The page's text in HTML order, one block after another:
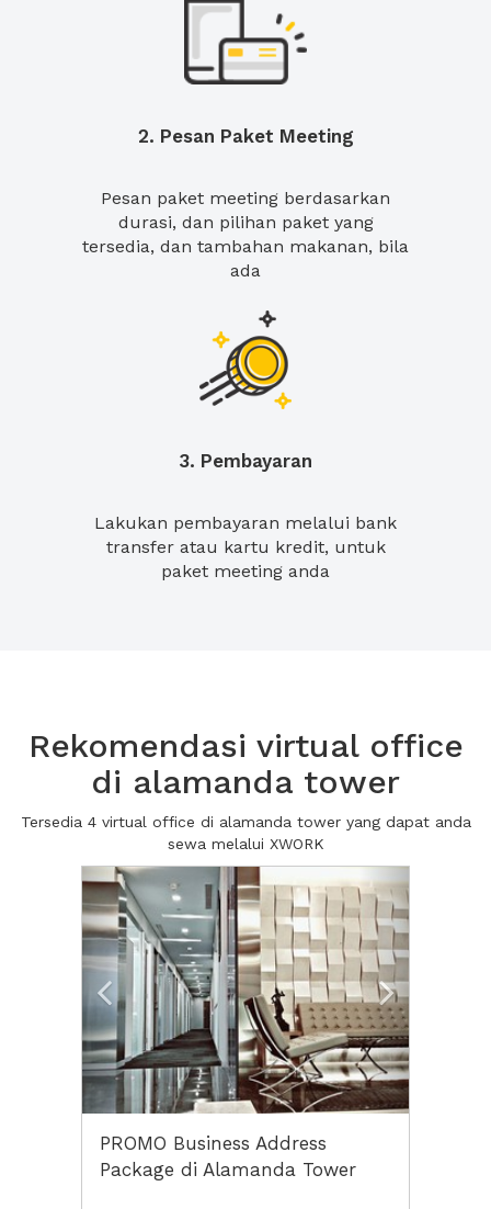
2. Pesan Paket Meeting
Pesan paket meeting berdasarkan
durasi, dan pilihan paket yang
tersedia, dan tambahan makanan, bila
ada
3. Pembayaran
Lakukan pembayaran melalui bank
transfer atau kartu kredit, untuk
paket meeting anda
Rekomendasi virtual office
di alamanda tower
Tersedia 4 virtual office di alamanda tower yang dapat anda
sewa melalui XWORK
Previous Next2
PROMO Business Address
Package di Alamanda Tower